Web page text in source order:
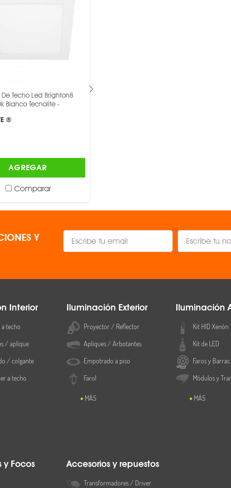
Techo Led Brighton8
Blanco Tecnolite -
®
AGREGAR
Comparar
Y
Interior
techo
/ aplique
/ colgante
a techo
Iluminación Exterior
Proyector / Reflector
Apliques / Arbotantes
Empotrado a piso
Farol
MÁS
Iluminación
Kit HID Xenón
Kit de LED
Faros y Barras
Módulos y
MÁS
y Focos Accesorios y repuestos
Transformadores / Driver